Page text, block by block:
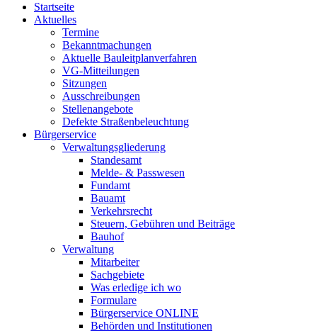
Startseite
Aktuelles
Termine
Bekanntmachungen
Aktuelle Bauleitplanverfahren
VG-Mitteilungen
Sitzungen
Ausschreibungen
Stellenangebote
Defekte Straßenbeleuchtung
Bürgerservice
Verwaltungsgliederung
Standesamt
Melde- & Passwesen
Fundamt
Bauamt
Verkehrsrecht
Steuern, Gebühren und Beiträge
Bauhof
Verwaltung
Mitarbeiter
Sachgebiete
Was erledige ich wo
Formulare
Bürgerservice ONLINE
Behörden und Institutionen